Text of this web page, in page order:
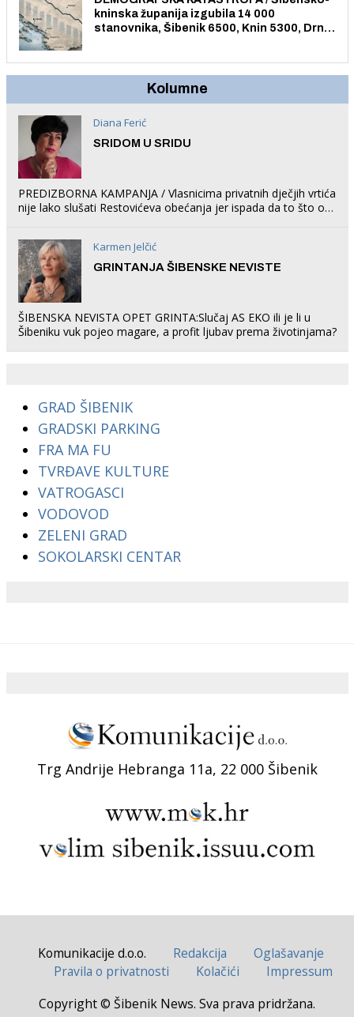
kninska županija izgubila 14 000
stanovnika, Šibenik 6500, Knin 5300, Drniš
Kolumne
Diana Ferić
SRIDOM U SRIDU
PREDIZBORNA KAMPANJA / Vlasnicima privatnih dječjih vrtića
nije lako slušati Restovićeva obećanja jer ispada da to što oni
Karmen Jelčić
GRINTANJA ŠIBENSKE NEVISTE
ŠIBENSKA NEVISTA OPET GRINTA:Slučaj AS EKO ili je li u
Šibeniku vuk pojeo magare, a profit ljubav prema životinjama?
GRAD ŠIBENIK
GRADSKI PARKING
FRA MA FU
TVRĐAVE KULTURE
VATROGASCI
VODOVOD
ZELENI GRAD
SOKOLARSKI CENTAR
Trg Andrije Hebranga 11a, 22 000 Šibenik
Komunikacije d.o.o. Redakcija
Oglašavanje
Pravila o privatnosti
Kolačići
Impressum
Copyright © Šibenik News. Sva prava pridržana.